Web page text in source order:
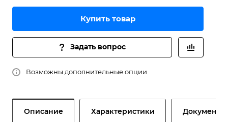
Купить товар
Задать вопрос
Возможны дополнительные опции
Описание Характеристики Документы